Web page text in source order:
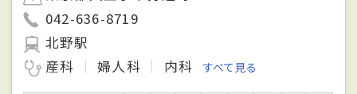
042-636-8719
北野駅
産科
婦人科 内科 すべて見る